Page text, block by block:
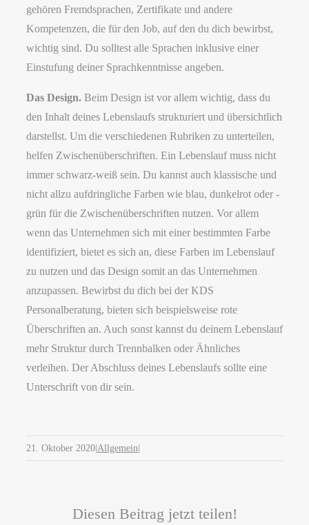
gehören Fremdsprachen, Zertifikate und andere
Kompetenzen, die für den Job, auf den du dich bewirbst,
wichtig sind. Du solltest alle Sprachen inklusive einer
Einstufung deiner Sprachkenntnisse angeben.
Das Design. Beim Design ist vor allem wichtig, dass du
den Inhalt deines Lebenslaufs strukturiert und übersichtlich
darstellst. Um die verschiedenen Rubriken zu unterteilen,
helfen Zwischenüberschriften. Ein Lebenslauf muss nicht
immer schwarz-weiß sein. Du kannst auch klassische und
nicht allzu aufdringliche Farben wie blau, dunkelrot oder -
grün für die Zwischenüberschriften nutzen. Vor allem
wenn das Unternehmen sich mit einer bestimmten Farbe
identifiziert, bietet es sich an, diese Farben im Lebenslauf
zu nutzen und das Design somit an das Unternehmen
anzupassen. Bewirbst du dich bei der KDS
Personalberatung, bieten sich beispielsweise rote
Überschriften an. Auch sonst kannst du deinem Lebenslauf
mehr Struktur durch Trennbalken oder Ähnliches
verleihen. Der Abschluss deines Lebenslaufs sollte eine
Unterschrift von dir sein.
21. Oktober 2020 Allgemein
Diesen Beitrag jetzt teilen!